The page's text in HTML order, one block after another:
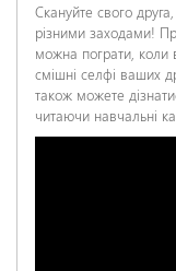
Скануйте свого
різними заходами!
можна пограти, коли
смішні селфі ваших
також можете
читаючи навчальні